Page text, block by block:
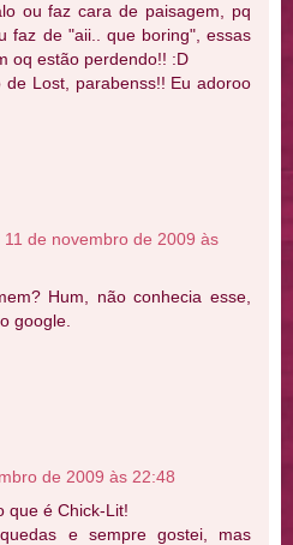
ou faz cara de paisagem, pq
faz de "aii.. que boring", essas
oq estão perdendo!! :D
Lost, parabenss!! Eu adoroo
11 de novembro de 2009 às
Hum, não conhecia esse,
google.
de 2009 às 22:48
que é Chick-Lit!
e sempre gostei, mas